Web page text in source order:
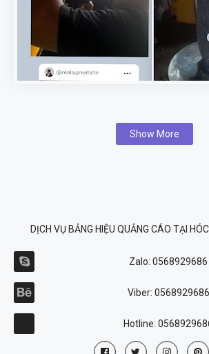
Show More
DỊCH VỤ BẢNG HIỆU QUẢNG CÁO TẠI
Zalo: 0568929686
Viber: 0568929686
Hotline: